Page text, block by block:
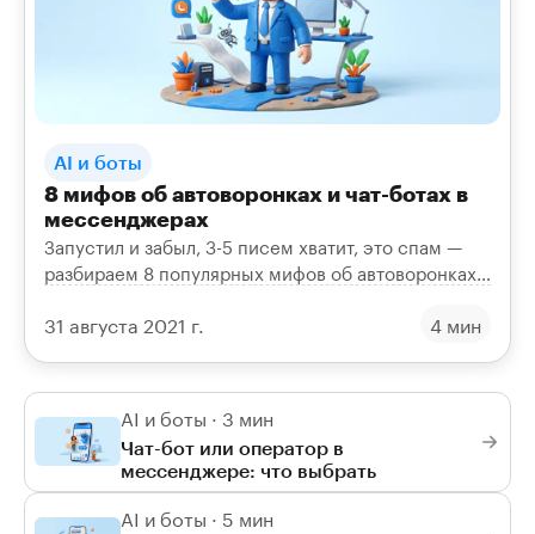
AI и боты
8 мифов об автоворонках и чат-ботах в
мессенджерах
Запустил и забыл, 3-5 писем хватит, это спам —
разбираем 8 популярных мифов об автоворонках
деле.
31 августа 2021 г. 4 мин
AI и боты · 3 мин
Чат-бот или оператор в
мессенджере: что выбрать
AI и боты · 5 мин